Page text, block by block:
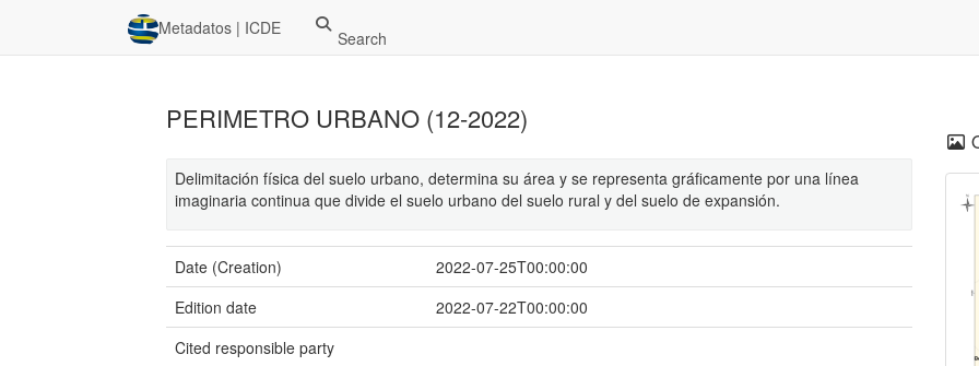
Metadatos | ICDE Search
PERIMETRO URBANO (12-2022)
Delimitación física del suelo urbano, determina su área y se representa gráficamente por una línea
imaginaria continua que divide el suelo urbano del suelo rural y del suelo de expansión.
Date (Creation)
2022-07-25T00:00:00
Edition date
2022-07-22T00:00:00
Cited responsible party